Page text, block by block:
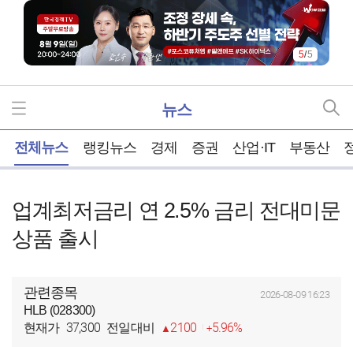
5/5
뉴스
전체뉴스 랭킹뉴스 경제 증권 산업·IT 부동산
업계최저금리 연 2.5% 금리 전대미문
상품 출시
관련종목 2026-08-09 16:23
HLB (028300)
현재가 37,300 전일대비 2100 5.96%